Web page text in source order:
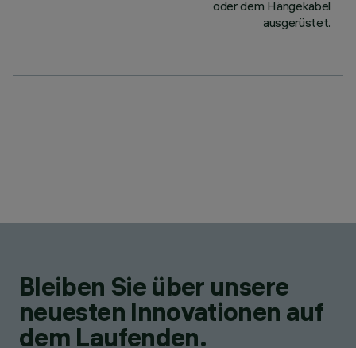
oder dem Hängekabel
ausgerüstet.
Bleiben Sie über unsere
neuesten Innovationen auf
dem Laufenden.